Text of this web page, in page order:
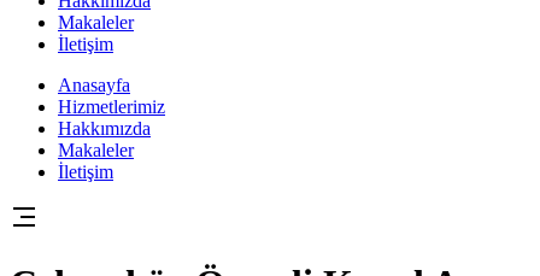
Makaleler
İletişim
Anasayfa
Hizmetlerimiz
Hakkımızda
Makaleler
İletişim